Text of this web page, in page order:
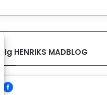
Følg HENRIKS MADBLOG